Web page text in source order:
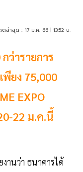
ตล่าสุด : 17 ม.ค. 66 | 13:52 น.
ว่ารายการ
พียง 75,000
EXPO
22 ม.ค.นี้
งานว่า ธนาคารได้